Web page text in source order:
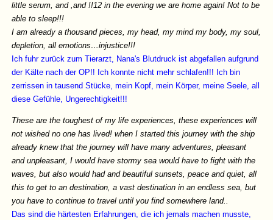
little serum, and ,and !!12 in the evening we are home again! Not to be
able to sleep!!!
I am already a thousand pieces, my head, my mind my body, my soul,
depletion, all emotions…injustice!!!
Ich fuhr zurück zum Tierarzt, Nana's Blutdruck ist abgefallen aufgrund
der Kälte nach der OP!! Ich konnte nicht mehr schlafen!!! Ich bin
zerrissen in tausend Stücke, mein Kopf, mein Körper, meine Seele, all
diese Gefühle, Ungerechtigkeit!!!
These are the toughest of my life experiences, these experiences will
not wished no one has lived! when I started this journey with the ship
already knew that the journey will have many adventures, pleasant
and unpleasant, I would have stormy sea would have to fight with the
waves, but also would had and beautiful sunsets, peace and quiet, all
this to get to an destination, a vast destination in an endless sea, but
you have to continue to travel until you find somewhere land..
Das sind die härtesten Erfahrungen, die ich jemals machen musste,